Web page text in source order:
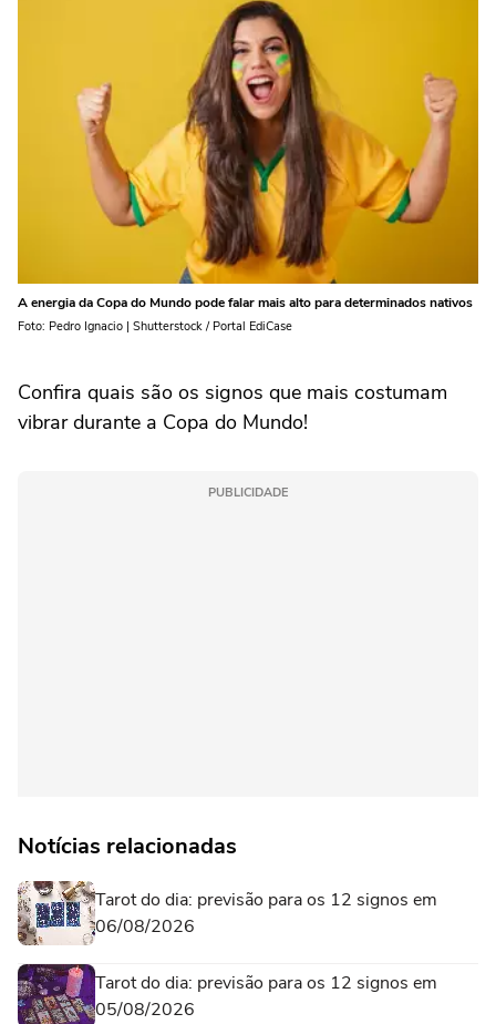
A energia da Copa do Mundo pode falar mais alto para determinados nativos
Foto: Pedro Ignacio | Shutterstock / Portal EdiCase
Confira quais são os signos que mais costumam
vibrar durante a Copa do Mundo!
PUBLICIDADE
Notícias relacionadas
Tarot do dia: previsão para os 12 signos em
06/08/2026
Tarot do dia: previsão para os 12 signos em
05/08/2026